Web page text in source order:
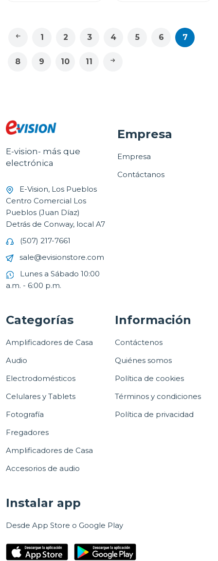
1 2 3 4 5 6 7
8 9 10 11
E-vision- más que
electrónica
E-Vision, Los Pueblos
Centro Comercial Los
Pueblos (Juan Díaz)
Detrás de Conway, local A7
(507) 217-7661
sale@evisionstore.com
Lunes a Sábado 10:00
a.m. - 6:00 p.m.
Empresa
Empresa
Contáctanos
Categorías
Amplificadores de Casa
Audio
Electrodomésticos
Celulares y Tablets
Fotografía
Fregadores
Amplificadores de Casa
Accesorios de audio
Información
Contáctenos
Quiénes somos
Política de cookies
Términos y condiciones
Política de privacidad
Instalar app
Desde App Store o Google Play